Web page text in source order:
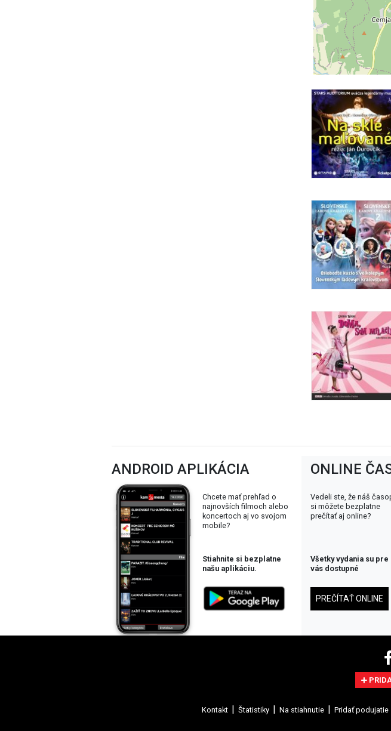
ANDROID APLIKÁCIA
Chcete mať prehľad o
najnovších filmoch alebo
koncertoch aj vo svojom
mobile?
Stiahnite si bezplatne
našu aplikáciu.
ONLINE
Vedeli ste, že náš
si môžete bezplatne
prečítať aj online?
Všetky vydania su pre
vás dostupné
PREČÍTAŤ ONLINE
Kontakt Štatistiky Na stiahnutie Pridať podujatie